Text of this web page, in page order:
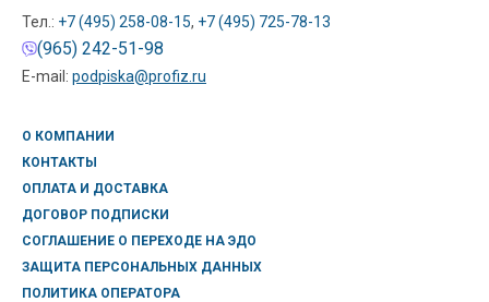
Тел.: +7 (495) 258-08-15, +7 (495) 725-78-13
(965) 242-51-98
E-mail: podpiska@profiz.ru
О КОМПАНИИ
КОНТАКТЫ
ОПЛАТА И ДОСТАВКА
ДОГОВОР ПОДПИСКИ
СОГЛАШЕНИЕ О ПЕРЕХОДЕ НА ЭДО
ЗАЩИТА ПЕРСОНАЛЬНЫХ ДАННЫХ
ПОЛИТИКА ОПЕРАТОРА